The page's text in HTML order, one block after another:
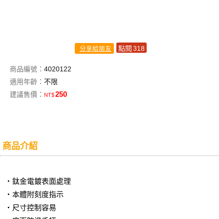
分享給朋友 點閱318
商品編號： 4020122
適用年齡： 不限
建議售價： NT$250
商品介紹
‧鈦金電鍍表面處理
‧本體附刻度指示
‧尺寸控制容易